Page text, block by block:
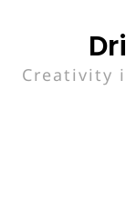
Creativity